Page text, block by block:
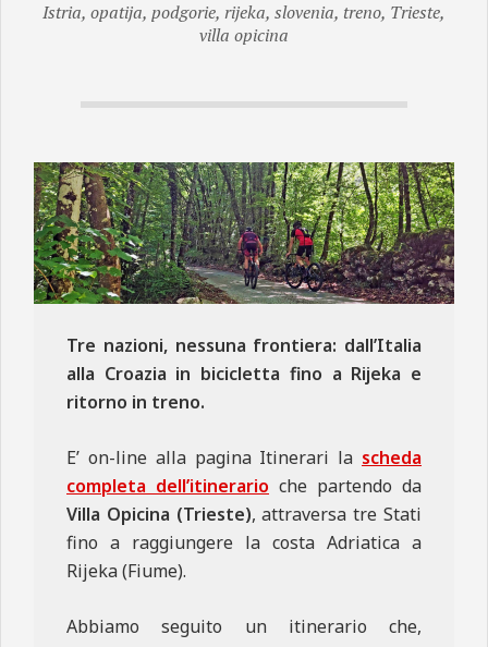
Istria, opatija, podgorie, rijeka, slovenia, treno, Trieste,
villa opicina
Tre nazioni, nessuna frontiera: dall’Italia
alla Croazia in bicicletta fino a Rijeka e
ritorno in treno.
E’ on-line alla pagina Itinerari la scheda
completa dell’itinerario che partendo da
Villa Opicina (Trieste), attraversa tre Stati
fino a raggiungere la costa Adriatica a
Rijeka (Fiume).
Abbiamo seguito un itinerario che,